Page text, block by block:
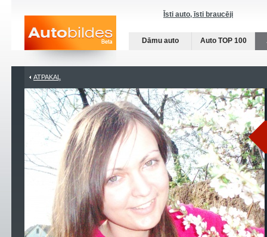
Īsti auto, īsti braucēji
Dāmu auto Auto TOP 100
ATPAKAĻ